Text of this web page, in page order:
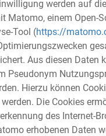
werden auf
Matomo, einem Open-
Tool (https://
Aus diesen Daten
Pseudonym
Hierzu können
Die Cookies
des Internet-
erhobenen Daten